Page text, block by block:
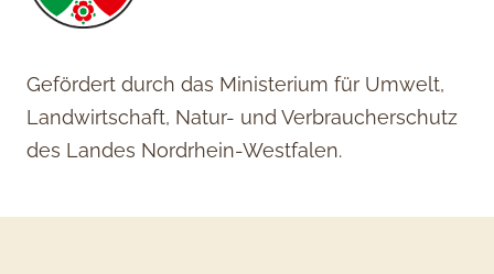
Gefördert durch das Ministerium für Umwelt,
Landwirtschaft, Natur- und Verbraucherschutz
des Landes Nordrhein-Westfalen.